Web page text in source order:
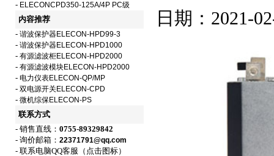
- ELECONCPD350-125A/4P PC级
内容推荐
- 谐波保护器ELECON-HPD99-3
- 谐波保护器ELECON-HPD1000
- 有源滤波柜ELECON-HPD2000
- 有源滤波模块ELECON-HPD2000
- 电力仪表ELECON-QP/MP
- 双电源开关ELECON-CPD
- 微机综保ELECON-PS
联系方式
- 销售直线： 0755-89329842
- 询价邮箱： 22371791@qq.com
- 联系电脑QQ客服（点击图标）
日期：2021-